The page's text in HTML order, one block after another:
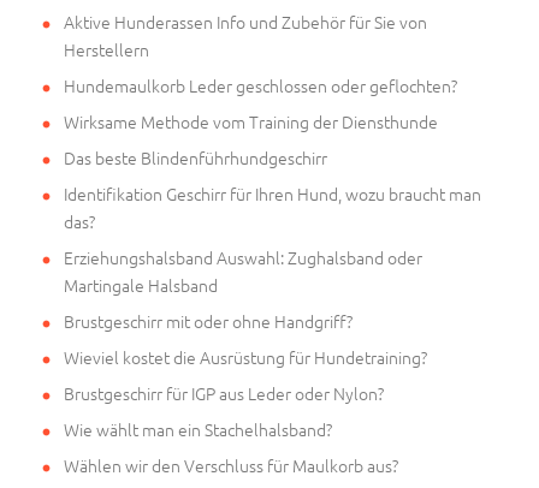
Aktive Hunderassen Info und Zubehör für Sie von
Herstellern
Hundemaulkorb Leder geschlossen oder geflochten?
Wirksame Methode vom Training der Diensthunde
Das beste Blindenführhundgeschirr
Identifikation Geschirr für Ihren Hund, wozu braucht man
das?
Erziehungshalsband Auswahl: Zughalsband oder
Martingale Halsband
Brustgeschirr mit oder ohne Handgriff?
Wieviel kostet die Ausrüstung für Hundetraining?
Brustgeschirr für IGP aus Leder oder Nylon?
Wie wählt man ein Stachelhalsband?
Wählen wir den Verschluss für Maulkorb aus?